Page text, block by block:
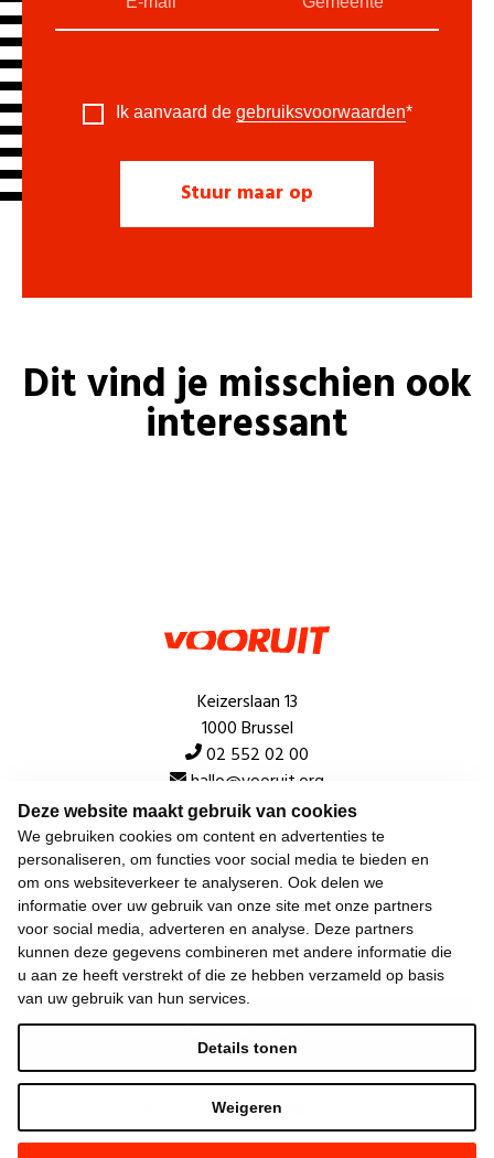
Deze website maakt gebruik van cookies
We gebruiken cookies om content en advertenties te
personaliseren, om functies voor social media te bieden en
om ons websiteverkeer te analyseren. Ook delen we
informatie over uw gebruik van onze site met onze partners
voor social media, adverteren en analyse. Deze partners
kunnen deze gegevens combineren met andere informatie die
u aan ze heeft verstrekt of die ze hebben verzameld op basis
van uw gebruik van hun services.
Weigeren
Details tonen
Ik aanvaard de gebruiksvoorwaarden*
Dit vind je misschien ook
interessant
Keizerslaan 13
1000 Brussel
02 552 02 00
hallo@vooruit.org
Snel
Over de beweging
Algemeen
Laatste nieuws